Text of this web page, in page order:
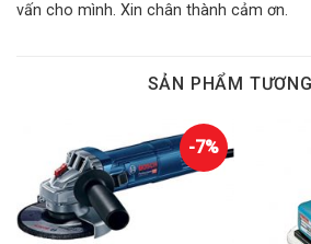
vấn cho mình. Xin chân thành cảm ơn.
SẢN PHẨM
-7%